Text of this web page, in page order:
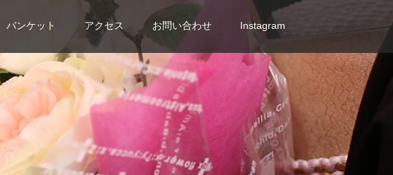
バンケット アクセス お問い合わせ Instagram